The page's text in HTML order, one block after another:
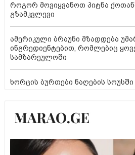
როგორ მოვიყვანოთ პიტნა
გზამკვლევი
ამერიკული ბრაუნი მზადდება
ინგრედიენტებით, რომლებიც
სამზარეულოში
ხორცის ბურთები ნაღების